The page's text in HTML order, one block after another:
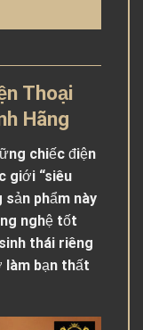
Thoại
Hãng
chiếc điện
giới “siêu
sản phẩm này
nghệ tốt
thái riêng
làm bạn thất